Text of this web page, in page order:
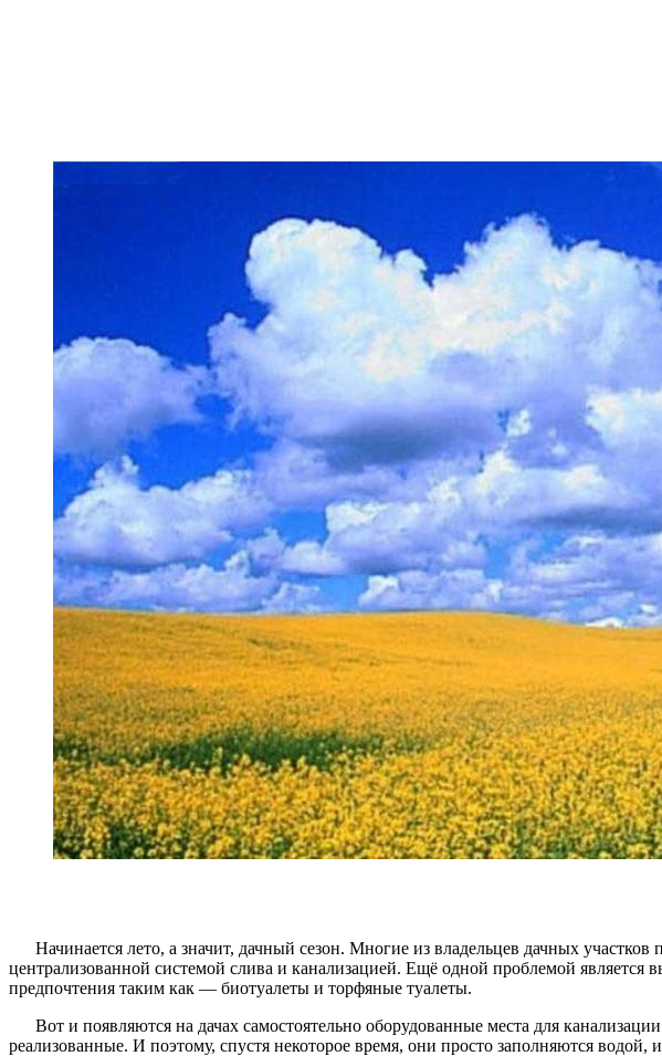
Начинается лето, а значит, дачный сезон. Многие из владельцев дачных
централизованной системой слива и канализацией. Ещё одной проблемой является
предпочтения таким как — биотуалеты и торфяные туалеты.
Вот и появляются на дачах самостоятельно оборудованные места для
реализованные. И поэтому, спустя некоторое время, они просто заполняются